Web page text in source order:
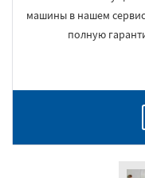
машины в нашем
полную